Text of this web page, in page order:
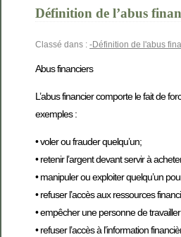
Définition de l’abus
Classé dans : -Définition de l'abus
Abus financiers
L’abus financier comporte le fait de
exemples :
• voler ou frauder quelqu’un;
• retenir l’argent devant servir à
• manipuler ou exploiter quelqu’un
• refuser l’accès aux ressources
• empêcher une personne de
• refuser l’accès à l’information